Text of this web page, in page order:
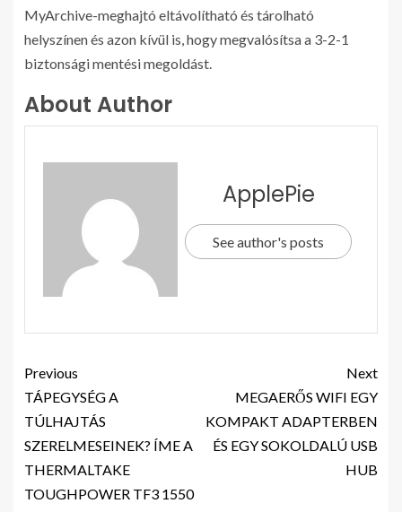
MyArchive-meghajtó eltávolítható és tárolható
helyszínen és azon kívül is, hogy megvalósítsa a 3-2-1
biztonsági mentési megoldást.
About Author
ApplePie
See author's posts
Previous
TÁPEGYSÉG A
TÚLHAJTÁS
SZERELMESEINEK? ÍME A
THERMALTAKE
TOUGHPOWER TF3 1550
Next
MEGAERŐS WIFI EGY
KOMPAKT ADAPTERBEN
ÉS EGY SOKOLDALÚ USB
HUB